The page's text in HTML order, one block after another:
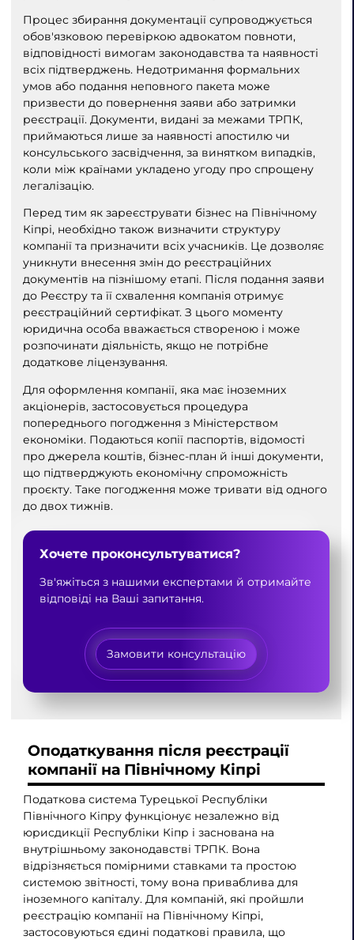
Процес збирання документації супроводжується
обов'язковою перевіркою адвокатом повноти,
відповідності вимогам законодавства та наявності
всіх підтверджень. Недотримання формальних
умов або подання неповного пакета може
призвести до повернення заяви або затримки
реєстрації. Документи, видані за межами ТРПК,
приймаються лише за наявності апостилю чи
консульського засвідчення, за винятком випадків,
коли між країнами укладено угоду про спрощену
легалізацію.
Перед тим як зареєструвати бізнес на Північному
Кіпрі, необхідно також визначити структуру
компанії та призначити всіх учасників. Це дозволяє
уникнути внесення змін до реєстраційних
документів на пізнішому етапі. Після подання заяви
до Реєстру та її схвалення компанія отримує
реєстраційний сертифікат. З цього моменту
юридична особа вважається створеною і може
розпочинати діяльність, якщо не потрібне
додаткове ліцензування.
Для оформлення компанії, яка має іноземних
акціонерів, застосовується процедура
попереднього погодження з Міністерством
економіки. Подаються копії паспортів, відомості
про джерела коштів, бізнес-план й інші документи,
що підтверджують економічну спроможність
проєкту. Таке погодження може тривати від одного
до двох тижнів.
Хочете проконсультуватися?
Зв'яжіться з нашими експертами й отримайте
відповіді на Ваші запитання.
Замовити консультацію
Оподаткування після реєстрації
компанії на Північному Кіпрі
Податкова система Турецької Республіки
Північного Кіпру функціонує незалежно від
юрисдикції Республіки Кіпр і заснована на
внутрішньому законодавстві ТРПК. Вона
відрізняється помірними ставками та простою
системою звітності, тому вона приваблива для
іноземного капіталу. Для компаній, які пройшли
реєстрацію компанії на Північному Кіпрі,
застосовуються єдині податкові правила, що